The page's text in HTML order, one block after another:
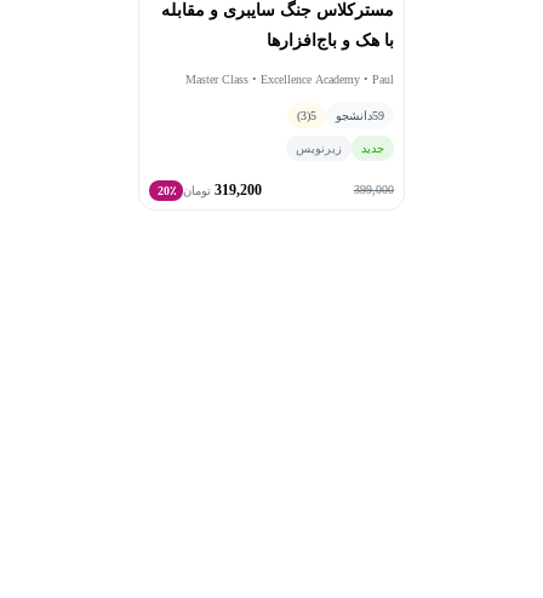
رقابت کشورها در فضای سایبری ارائه می‌دهد و از مهم‌ترین
آثار معاصر در این زمینه محسوب می‌شود.
دستاوردهای حرفه‌ای:
New York Times
World Ends
مسترکلاس جنگ سایبری و مقابله
با هک و باج‌افزارها
Master Class • Excellence Academy • Paul
59دانشجو 5
(3)
جدید زیرنویس
399,000
319,200 تومان 20٪